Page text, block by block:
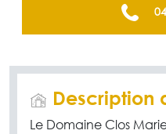
Description
Le Domaine Clos